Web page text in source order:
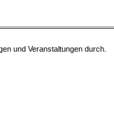
und Veranstaltungen durch.